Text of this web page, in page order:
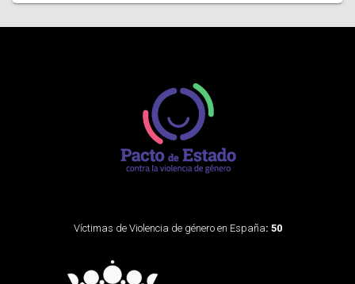
Víctimas de Violencia de género en España: 50